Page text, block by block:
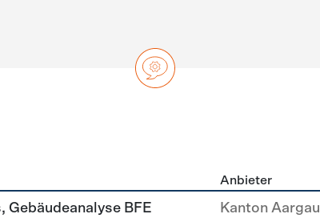
Anbieter
Gebäudeanalyse BFE Kanton Aargau